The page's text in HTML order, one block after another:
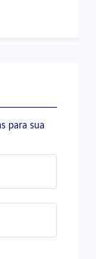
para sua